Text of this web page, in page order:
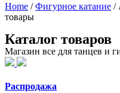
Home /Фигурное катание /
товары
Каталог товаров
Магазин все для танцев и
Распродажа